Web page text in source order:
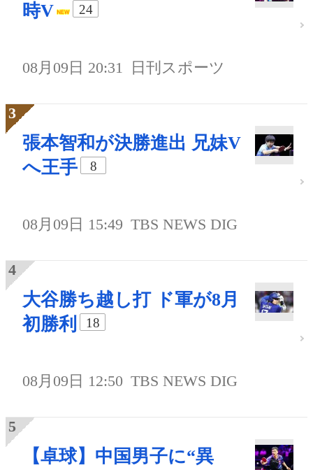
時V
24
08月09日 20:31 日刊スポーツ
張本智和が決勝進出 兄妹V
へ王手
8
08月09日 15:49 TBS NEWS DIG
大谷勝ち越し打 ド軍が8月
初勝利
18
08月09日 12:50 TBS NEWS DIG
【卓球】中国男子に“異